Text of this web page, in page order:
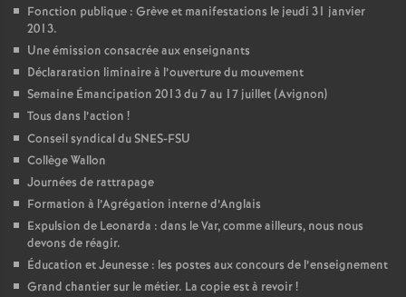
Fonction publique : Grève et manifestations le jeudi 31 janvier
2013.
Une émission consacrée aux enseignants
Déclararation liminaire à l’ouverture du mouvement
Semaine Émancipation 2013 du 7 au 17 juillet (Avignon)
Tous dans l’action !
Conseil syndical du SNES-FSU
Collège Wallon
Journées de rattrapage
Formation à l’Agrégation interne d’Anglais
Expulsion de Leonarda : dans le Var, comme ailleurs, nous nous
devons de réagir.
Éducation et Jeunesse : les postes aux concours de l’enseignement
Grand chantier sur le métier. La copie est à revoir!